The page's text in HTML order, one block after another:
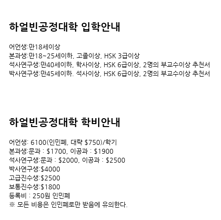
하얼빈공정대학 입학안내
어언생:만18세이상
본과생:만18~25세이하, 고졸이상, HSK 3급이상
석사연구생:만40세이하, 학사이상, HSK 6급이상, 2명의 부교수이상 추천서
박사연구생:만45세이하. 석사이상, HSK 6급이상, 2명의 부교수이상 추천서
하얼빈공정대학 학비안내
어언생: 6100(인민폐, 대략 $750)/학기
본과생:문과 : $1700, 이공과 : $1900
석사연구생:문과 : $2000, 이공과 : $2500
박사연구생:$4000
고급진수생:$2500
보통진수생:$1800
등록비 : 250원 인민폐
※ 모든 비용은 인민폐로만 받음에 유의한다.